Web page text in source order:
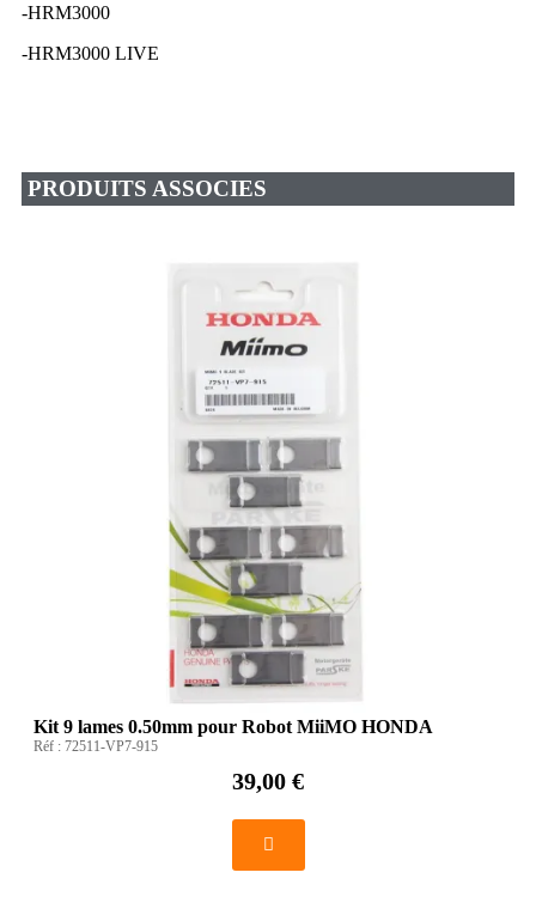
-HRM3000
-HRM3000 LIVE
PRODUITS ASSOCIES
Kit 9 lames 0.50mm pour Robot MiiMO HONDA
Réf : 72511-VP7-915
39,00 €